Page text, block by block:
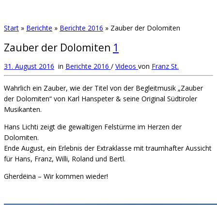
Start » Berichte » Berichte 2016 » Zauber der Dolomiten
Zauber der Dolomiten 1
31. August 2016 in Berichte 2016 / Videos von Franz St.
Wahrlich ein Zauber, wie der Titel von der Begleitmusik „Zauber
der Dolomiten“ von Karl Hanspeter & seine Original Südtiroler
Musikanten.
Hans Lichti zeigt die gewaltigen Felstürme im Herzen der
Dolomiten.
Ende August, ein Erlebnis der Extraklasse mit traumhafter Aussicht
für Hans, Franz, Willi, Roland und Bertl.
Gherdëina – Wir kommen wieder!